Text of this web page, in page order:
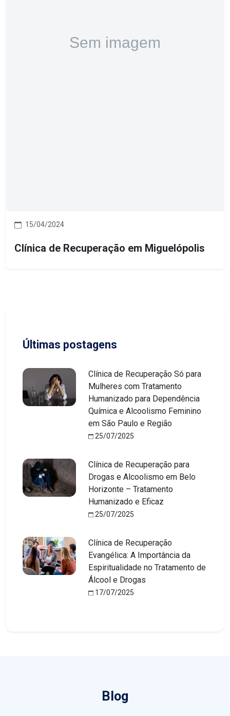
15/04/2024
Clínica de Recuperação em Miguelópolis
Últimas postagens
Clínica de Recuperação Só para
Mulheres com Tratamento
Humanizado para Dependência
Química e Alcoolismo Feminino
em São Paulo e Região
25/07/2025
Clínica de Recuperação para
Drogas e Alcoolismo em Belo
Horizonte – Tratamento
Humanizado e Eficaz
25/07/2025
Clínica de Recuperação
Evangélica: A Importância da
Espiritualidade no Tratamento de
Álcool e Drogas
17/07/2025
Blog